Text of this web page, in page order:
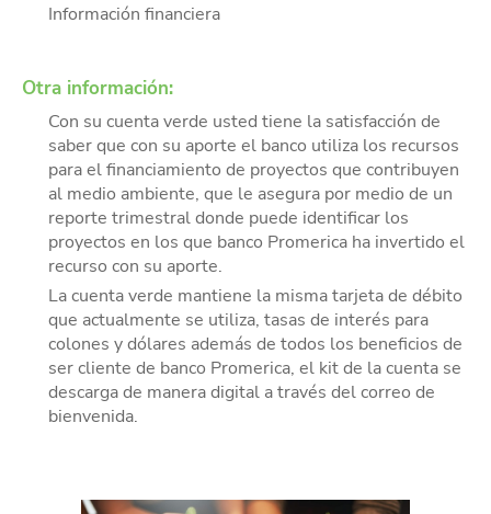
Información financiera
Otra información:
Con su cuenta verde usted tiene la satisfacción de
saber que con su aporte el banco utiliza los recursos
para el financiamiento de proyectos que contribuyen
al medio ambiente, que le asegura por medio de un
reporte trimestral donde puede identificar los
proyectos en los que banco Promerica ha invertido el
recurso con su aporte.
La cuenta verde mantiene la misma tarjeta de débito
que actualmente se utiliza, tasas de interés para
colones y dólares además de todos los beneficios de
ser cliente de banco Promerica, el kit de la cuenta se
descarga de manera digital a través del correo de
bienvenida.